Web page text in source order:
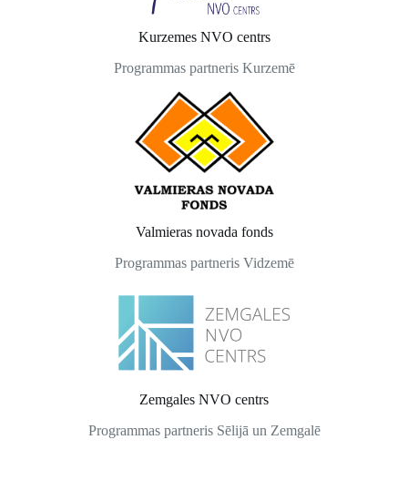
Kurzemes NVO centrs
Programmas partneris Kurzemē
Valmieras novada fonds
Programmas partneris Vidzemē
Zemgales NVO centrs
Programmas partneris Sēlijā un Zemgalē